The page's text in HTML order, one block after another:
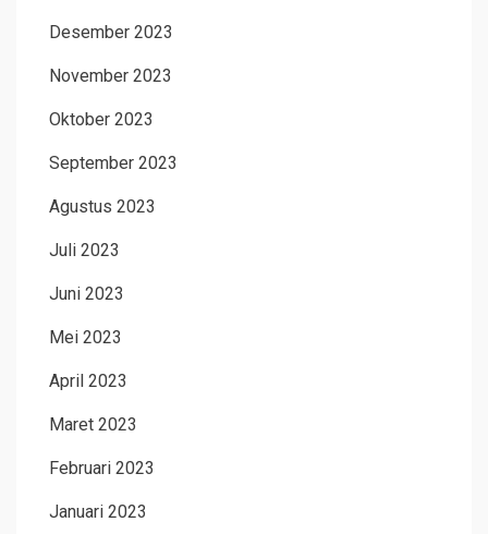
Desember 2023
November 2023
Oktober 2023
September 2023
Agustus 2023
Juli 2023
Juni 2023
Mei 2023
April 2023
Maret 2023
Februari 2023
Januari 2023